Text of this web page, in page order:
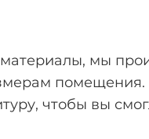
мы
помещения.
чтобы вы